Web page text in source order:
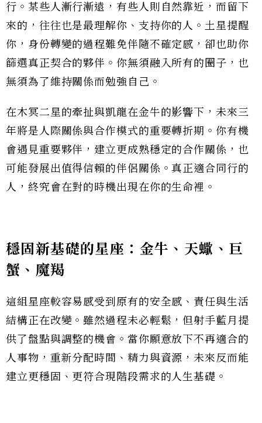
行。某些人漸行漸遠，有些人則自然靠近，而留下
來的，往往也是最理解你、支持你的人。土星提醒
你，身份轉變的過程難免伴隨不確定感，卻也助你
篩選真正契合的夥伴。你無須融入所有的圈子，也
無須為了維持關係而勉強自己。
在木冥二星的牽扯與凱龍在金牛的影響下，未來三
年將是人際關係與合作模式的重要轉折期。你有機
會遇見重要夥伴，建立更成熟穩定的合作關係，也
可能發展出值得信賴的伴侶關係。真正適合同行的
人，終究會在對的時機出現在你的生命裡。
穩固新基礎的星座：金牛、天蠍、巨
蟹、魔羯
這組星座較容易感受到原有的安全感、責任與生活
結構正在改變。雖然過程未必輕鬆，但射手藍月提
供了盤點與調整的機會。當你願意放下不再適合的
人事物，重新分配時間、精力與資源，未來反而能
建立更穩固、更符合現階段需求的人生基礎。